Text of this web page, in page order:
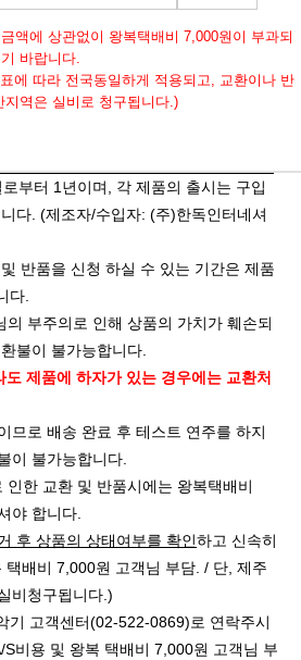
액에 상관없이 왕복택배비 7,000원이 부과되
바랍니다.
에 따라 전국동일하게 적용되고, 교환이나 반
역은 실비로 청구됩니다.)
부터 1년이며, 각 제품의 출시는 구입
다. (제조자/수입자: (주)한독인터네셔
반품을 신청 하실 수 있는 기간은 제품
다.
의 부주의로 인해 상품의 가치가 훼손되
불이 불가능합니다.
제품에 하자가 있는 경우에는 교환처
므로 배송 완료 후 테스트 연주를 하지
이 불가능합니다.
인한 교환 및 반품시에는 왕복택배비
야 합니다.
후 상품의 상태여부를 확인하고 신속히
택배비 7,000원 고객님 부담. / 단, 제주
비청구됩니다.)
기 고객센터(02-522-0869)로 연락주시
비용 및 왕복 택배비 7,000원 고객님 부